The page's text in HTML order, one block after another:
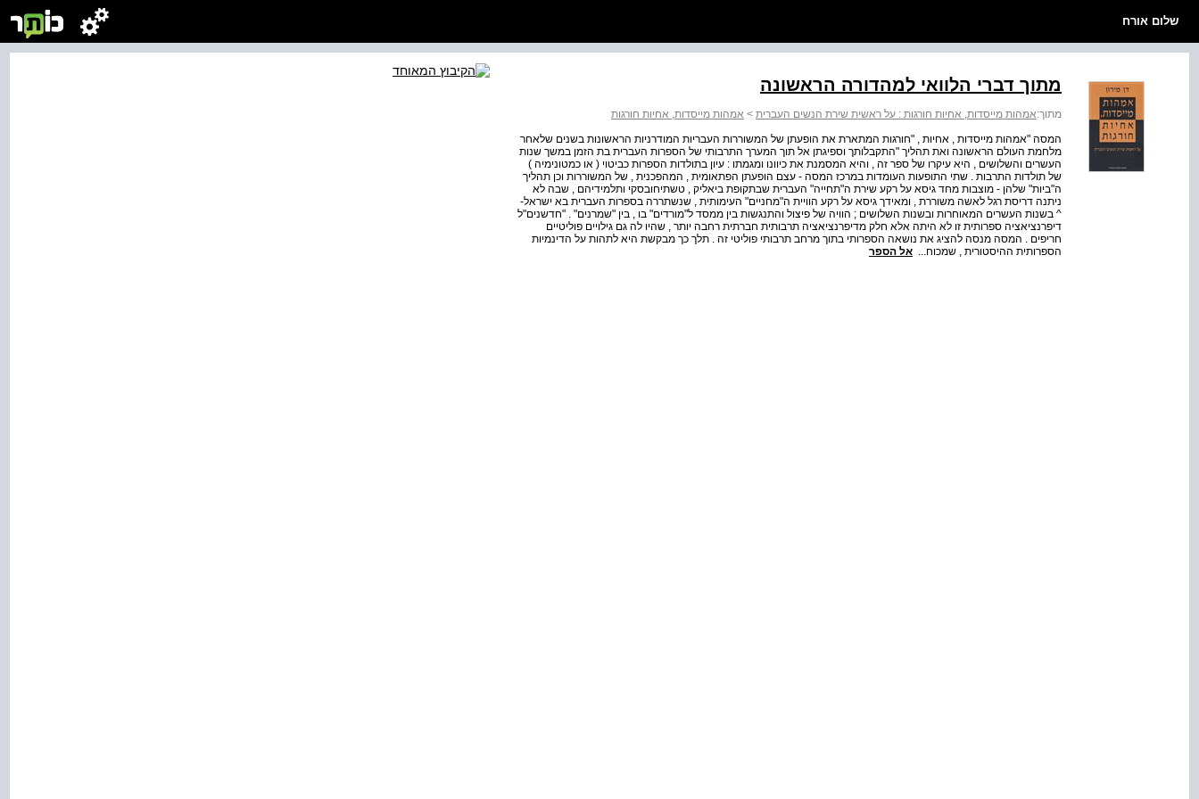
שלום אורח
מתוך דברי הלוואי למהדורה הראשונה
מתוך:אמהות מייסדות, אחיות חורגות : על ראשית שירת הנשים העברית > אמהות מייסדות, אחיות חורגות
המסה "אמהות מייסדות , אחיות , "חורגות המתארת את הופעתן של המשוררות העבריות המודרניות הראשונות בשנים שלאחר
מלחמת העולם הראשונה ואת תהליך "התקבלותך וספיגתן אל תוך המערך התרבותי של הספרות העברית בת הזמן במשך שנות
העשרים והשלושים , היא עיקרו של ספר זה , והיא המסמנת את כיוונו ומגמתו : עיון בתולדות הספרות כביטוי ( או כמטונימיה )
של תולדות התרבות . שתי התופעות העומדות במרכז המסה - עצם הופעתן הפתאומית , המהפכנית , של המשוררות וכן תהליך
ה"ביות" שלהן - מוצבות מחד גיסא על רקע שירת ה"תחייה" העברית שבתקופת ביאליק , טשתיחובסקי ותלמידיהם , שבה לא
ניתנה דריסת רגל לאשה משוררת , ומאידך גיסא על רקע הוויית ה"מחניים" העימותית , שנשתררה בספרות העברית בא ישראל-
^ בשנות העשרים המאוחרות ובשנות השלושים ; הוויה של פיצול והתנגשות בין ממסד ל"מורדים" בו , בין "שמרנים" . "חדשנים"ל
דיפרנציאציה ספרותית זו לא היתה אלא חלק מדיפרנציאציה תרבותית חברתית רחבה יותר , שהיו לה גם גילויים פוליטיים
חריפים . המסה מנסה להציג את נושאה הספרותי בתוך מרחב תרבותי פוליטי זה . תלך כך מבקשת היא לתהות על הדינמיות
הספרותית ההיסטורית , שמכוח... אל הספר